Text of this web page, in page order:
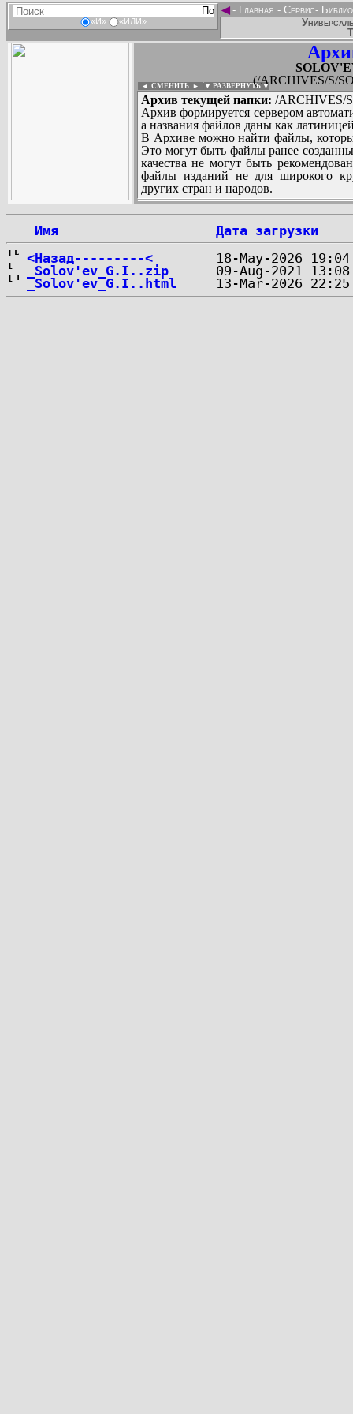
«И» «ИЛИ»
◄- Главная - Сервис-
(/ARCHIVES/S/
◄ СМЕНИТЬ ► ▼ РАЗВЕРНУТЬ ▼
Архив текущей папки: /ARCHIVES/
Архив формируется сервером
а названия файлов даны как
В Архиве можно найти файлы,
Это могут быть файлы ранее
качества не могут быть
файлы изданий не для широкого
других стран и народов.
Имя
Дата загрузки
<Назад---------<
_Solov'ev_G.I..zip
_Solov'ev_G.I..html